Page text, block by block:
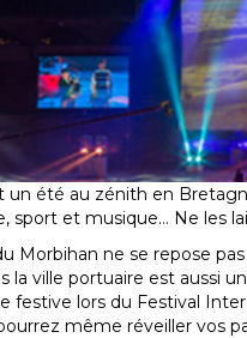
été au zénith en
sport et musique… Ne les
Morbihan ne se repose
la ville portuaire est aussi
festive lors du Festival
même réveiller vos